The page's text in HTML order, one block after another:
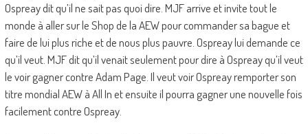
Ospreay dit qu’il ne sait pas quoi dire. MJF arrive et invite tout le
monde à aller sur le Shop de la AEW pour commander sa bague et
faire de lui plus riche et de nous plus pauvre. Ospreay lui demande ce
qu’il veut. MJF dit qu’il venait seulement pour dire à Ospreay qu’il veut
le voir gagner contre Adam Page. Il veut voir Ospreay remporter son
titre mondial AEW à All In et ensuite il pourra gagner une nouvelle fois
facilement contre Ospreay.